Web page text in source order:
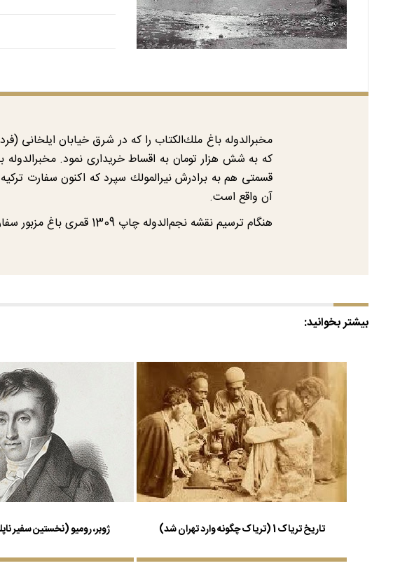
كه به شش هزار تومان به اقساط خریداری نمود.
قسمتی هم به برادرش نیرالمولك سپرد كه اكنون سفارت
آن واقع است.
هنگام ترسیم نقشه نجم‌الدوله چاپ 1309 قمری باغ مزبور سفارت آلمان بوده است یعنی مخبر‌الدوله پیش از این تاریخ باغ را به آلمانی‌ها فروخته بود و ...
بیشتر بخوانید:
تاریخ تریاک 1 (تریاک چگونه وارد تهران شد) ژوبر، رومیو (نخستین سفیر